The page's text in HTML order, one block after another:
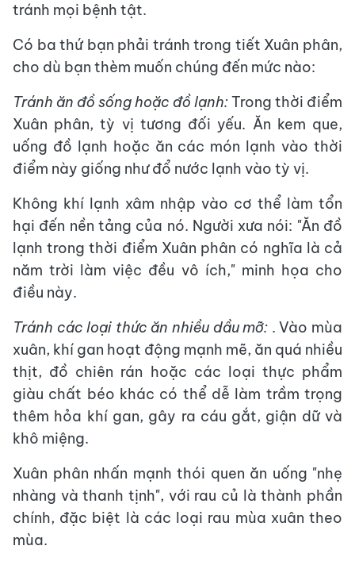
tránh mọi bệnh tật.
Có ba thứ bạn phải tránh trong tiết Xuân phân,
cho dù bạn thèm muốn chúng đến mức nào:
Tránh ăn đồ sống hoặc đồ lạnh:Trong thời điểm
Xuân phân, tỳ vị tương đối yếu. Ăn kem que,
uống đồ lạnh hoặc ăn các món lạnh vào thời
điểm này giống như đổ nước lạnh vào tỳ vị.
Không khí lạnh xâm nhập vào cơ thể làm tổn
hại đến nền tảng của nó. Người xưa nói: "Ăn đồ
lạnh trong thời điểm Xuân phân có nghĩa là cả
năm trời làm việc đều vô ích," minh họa cho
điều này.
Tránh các loại thức ăn nhiều dầu mỡ: . Vào mùa
xuân, khí gan hoạt động mạnh mẽ, ăn quá nhiều
thịt, đồ chiên rán hoặc các loại thực phẩm
giàu chất béo khác có thể dễ làm trầm trọng
thêm hỏa khí gan, gây ra cáu gắt, giận dữ và
khô miệng.
Xuân phân nhấn mạnh thói quen ăn uống "nhẹ
nhàng và thanh tịnh", với rau củ là thành phần
chính, đặc biệt là các loại rau mùa xuân theo
mùa.